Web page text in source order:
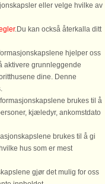
Ring oss for å bestille
København K - Danmark
eller velge hvilke av
.Du kan också återkalla ditt
hjelper oss
aktivere grunnleggende
dine. Denne
brukes til å
kjæledyr, ankomstdato
brukes til å gi
hus som er mest
gjør det mulig for oss